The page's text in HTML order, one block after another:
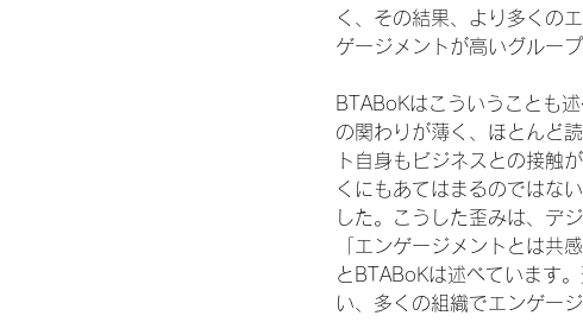
く、その結果、より多くの
ゲージメントが高いグルー
BTABoKはこういうことも
の関わりが薄く、ほとんど
ト自身もビジネスとの接触
くにもあてはまるのではな
した。こうした歪みは、デ
「エンゲージメントとは共
とBTABoKは述べています
い、多くの組織でエンゲー